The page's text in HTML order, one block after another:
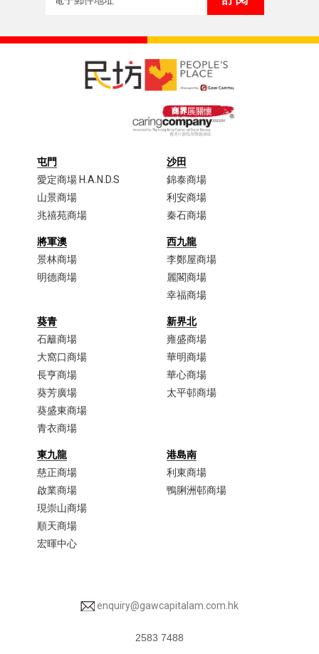
屯門
愛定商場 H.A.N.D.S
山景商場
兆禧苑商場
沙田
錦泰商場
利安商場
秦石商場
將軍澳
景林商場
明德商場
西九龍
李鄭屋商場​
麗閣商場
幸福商場
葵青
石籬商場
大窩口商場​
長亨商場
葵芳廣場
葵盛東商場
青衣商場​
新界北
雍盛商場
華明商場
華心商場
太平邨商場
東九龍
慈正商場​
啟業商場​
現崇山商場​
順天商場​
宏暉中心
港島南
利東商場
鴨脷洲邨商場
enquiry@gawcapitalam.com.hk
2583 7488